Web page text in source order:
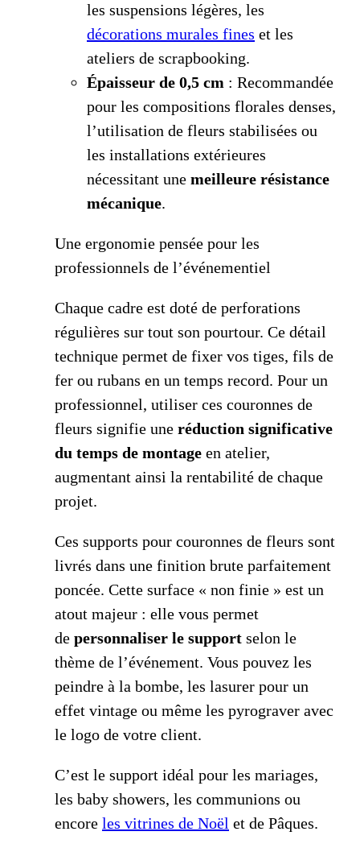
les suspensions légères, les
décorations murales fines et les
ateliers de scrapbooking.
Épaisseur de 0,5 cm : Recommandée
pour les compositions florales denses,
l’utilisation de fleurs stabilisées ou
les installations extérieures
nécessitant une meilleure résistance
mécanique.
Une ergonomie pensée pour les
professionnels de l’événementiel
Chaque cadre est doté de perforations
régulières sur tout son pourtour. Ce détail
technique permet de fixer vos tiges, fils de
fer ou rubans en un temps record. Pour un
professionnel, utiliser ces couronnes de
fleurs signifie une réduction significative
du temps de montage en atelier,
augmentant ainsi la rentabilité de chaque
projet.
Ces supports pour couronnes de fleurs sont
livrés dans une finition brute parfaitement
poncée. Cette surface « non finie » est un
atout majeur : elle vous permet
de personnaliser le support selon le
thème de l’événement. Vous pouvez les
peindre à la bombe, les lasurer pour un
effet vintage ou même les pyrograver avec
le logo de votre client.
C’est le support idéal pour les mariages,
les baby showers, les communions ou
encore les vitrines de Noël et de Pâques.